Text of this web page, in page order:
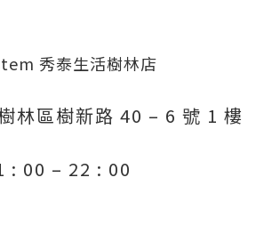
秀泰生活樹林店
林區樹新路 40 – 6 號 1 樓
: 00 – 22 : 00